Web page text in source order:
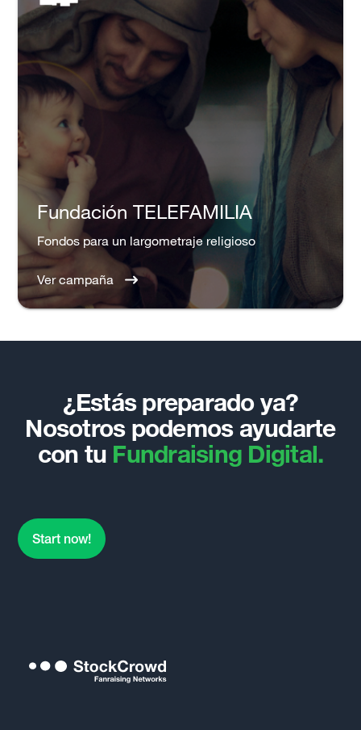
Fundación TELEFAMILIA
Fondos para un largometraje religioso
Ver campaña
¿Estás preparado ya?
Nosotros podemos ayudarte
con tu Fundraising Digital.
Start now!